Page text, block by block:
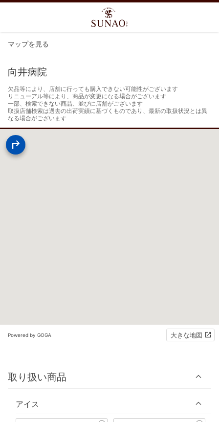
マップを見る
向井病院
欠品等により、店舗に行っても購入できない可能性がございます
リニューアル等により、商品が変更になる場合がございます
一部、検索できない商品、並びに店舗がございます
取扱店舗検索は過去の出荷実績に基づくものであり、最新の取扱状況とは異
なる場合がございます
Powered by GOGA 大きな地図
取り扱い商品
アイス